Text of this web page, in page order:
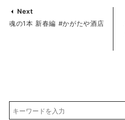
Next
魂の1本 新春編 #かがたや酒店